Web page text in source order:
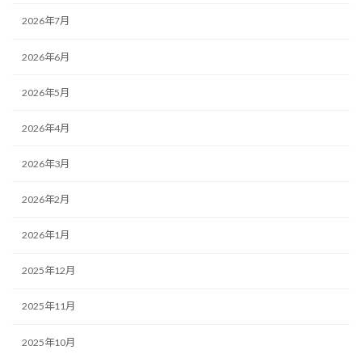
2026年7月
2026年6月
2026年5月
2026年4月
2026年3月
2026年2月
2026年1月
2025年12月
2025年11月
2025年10月